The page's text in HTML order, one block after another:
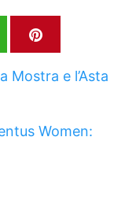
Mostra e l’Asta
Women: